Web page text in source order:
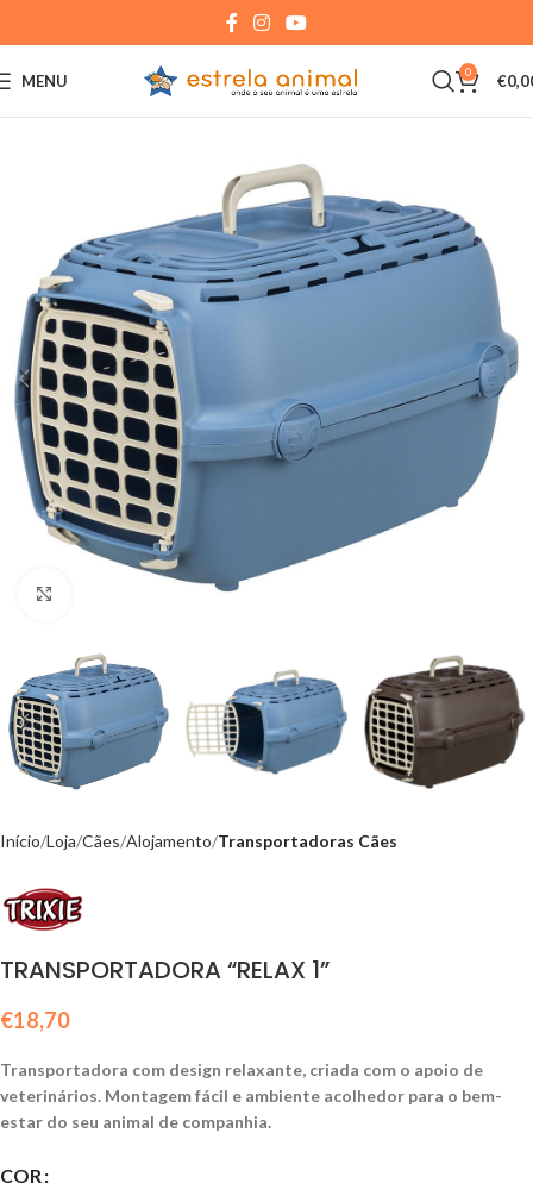
MENU 0 €
Início Loja Cães Alojamento Transportadoras Cães
TRANSPORTADORA “RELAX 1”
€18,70
Transportadora com design relaxante, criada com o apoio de
veterinários. Montagem fácil e ambiente acolhedor para o bem-
estar do seu animal de companhia.
COR